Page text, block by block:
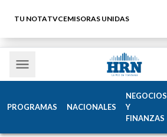
TU NOTATVCEMISORAS UNIDAS
PROGRAMAS NACIONALES
NEGOCIOS
Y
FINANZAS